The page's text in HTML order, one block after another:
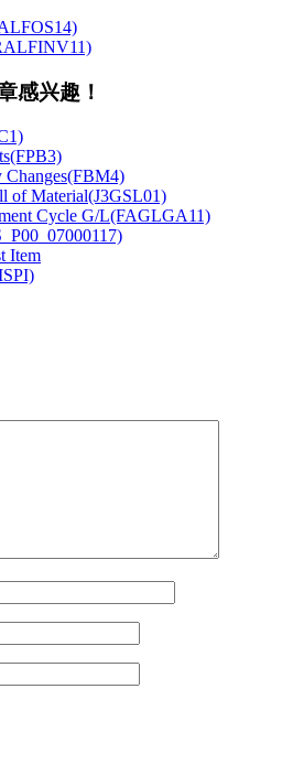
感兴趣！
Changes(FBM4)
of Material(J3GSL01)
Cycle G/L(FAGLGA11)
Item